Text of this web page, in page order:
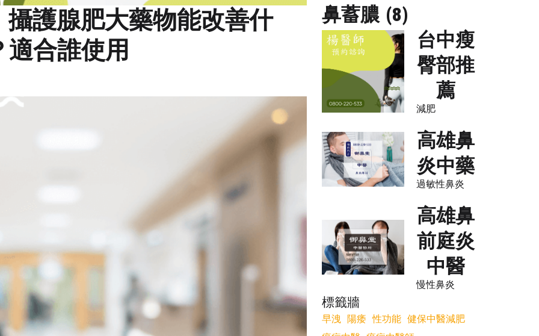
護腺肥大藥物能改善什
適合誰使用
鼻蓄膿 (8)
台中瘦
臀部推
薦
減肥
高雄鼻
炎中藥
過敏性鼻炎
高雄鼻
前庭炎
中醫
慢性鼻炎
標籤牆
早洩 陽痿 性功能 健保中醫減肥